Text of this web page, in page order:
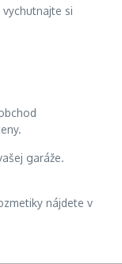
vychutnajte si
garáže.
nájdete v